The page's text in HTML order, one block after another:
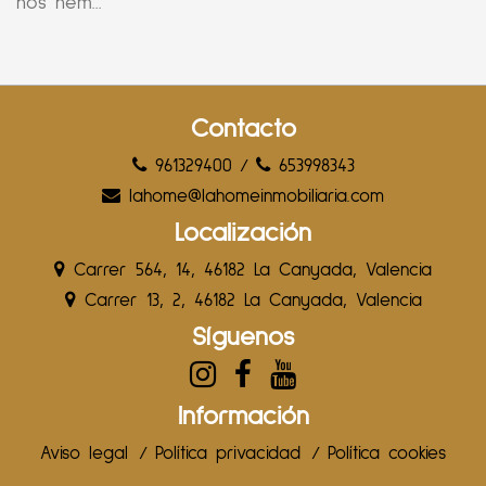
Contacto
961329400 /
653998343
lahome@lahomeinmobiliaria.com
Localización
Carrer 564, 14, 46182 La Canyada, Valencia
Carrer 13, 2, 46182 La Canyada, Valencia
Síguenos
Información
Aviso legal / Política privacidad / Política cookies